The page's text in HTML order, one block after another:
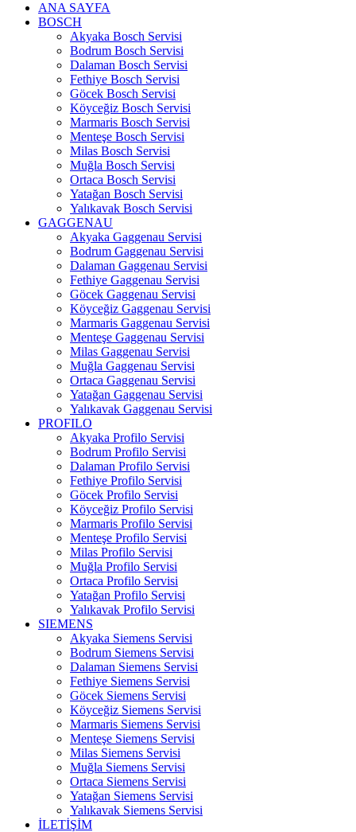
ANA SAYFA
BOSCH
Akyaka Bosch Servisi
Bodrum Bosch Servisi
Dalaman Bosch Servisi
Fethiye Bosch Servisi
Göcek Bosch Servisi
Köyceğiz Bosch Servisi
Marmaris Bosch Servisi
Menteşe Bosch Servisi
Milas Bosch Servisi
Muğla Bosch Servisi
Ortaca Bosch Servisi
Yatağan Bosch Servisi
Yalıkavak Bosch Servisi
GAGGENAU
Akyaka Gaggenau Servisi
Bodrum Gaggenau Servisi
Dalaman Gaggenau Servisi
Fethiye Gaggenau Servisi
Göcek Gaggenau Servisi
Köyceğiz Gaggenau Servisi
Marmaris Gaggenau Servisi
Menteşe Gaggenau Servisi
Milas Gaggenau Servisi
Muğla Gaggenau Servisi
Ortaca Gaggenau Servisi
Yatağan Gaggenau Servisi
Yalıkavak Gaggenau Servisi
PROFILO
Akyaka Profilo Servisi
Bodrum Profilo Servisi
Dalaman Profilo Servisi
Fethiye Profilo Servisi
Göcek Profilo Servisi
Köyceğiz Profilo Servisi
Marmaris Profilo Servisi
Menteşe Profilo Servisi
Milas Profilo Servisi
Muğla Profilo Servisi
Ortaca Profilo Servisi
Yatağan Profilo Servisi
Yalıkavak Profilo Servisi
SIEMENS
Akyaka Siemens Servisi
Bodrum Siemens Servisi
Dalaman Siemens Servisi
Fethiye Siemens Servisi
Göcek Siemens Servisi
Köyceğiz Siemens Servisi
Marmaris Siemens Servisi
Menteşe Siemens Servisi
Milas Siemens Servisi
Muğla Siemens Servisi
Ortaca Siemens Servisi
Yatağan Siemens Servisi
Yalıkavak Siemens Servisi
İLETİŞİM